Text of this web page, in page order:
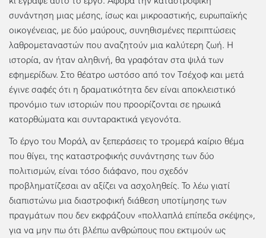
συνάντηση μιας μέσης, ίσως και μικροαστικής, ευρωπαϊκής
οικογένειας, με δύο μαύρους, συνηθισμένες περιπτώσεις
λαθρομεταναστών που αναζητούν μια καλύτερη ζωή. Η
ιστορία, αν ήταν αληθινή, θα γραφόταν στα ψιλά των
εφημερίδων. Στο θέατρο ωστόσο από τον Τσέχοφ και μετά
έγινε σαφές ότι η δραματικότητα δεν είναι αποκλειστικό
προνόμιο των ιστοριών που προορίζονται σε ηρωικά
κατορθώματα και συνταρακτικά γεγονότα.
Το έργο του Μοράλ, αν ξεπεράσεις το τρομερά καίριο θέμα
που θίγει, της καταστροφικής συνάντησης των δύο
πολιτισμών, είναι τόσο διάφανο, που σχεδόν
προβληματίζεσαι αν αξίζει να ασχοληθείς. Το λέω γιατί
διαπιστώνω μια διαστροφική διάθεση υποτίμησης των
πραγμάτων που δεν εκφράζουν «πολλαπλά επίπεδα σκέψης»,
για να μην πω ότι βλέπω ανθρώπους που εκτιμούν ως